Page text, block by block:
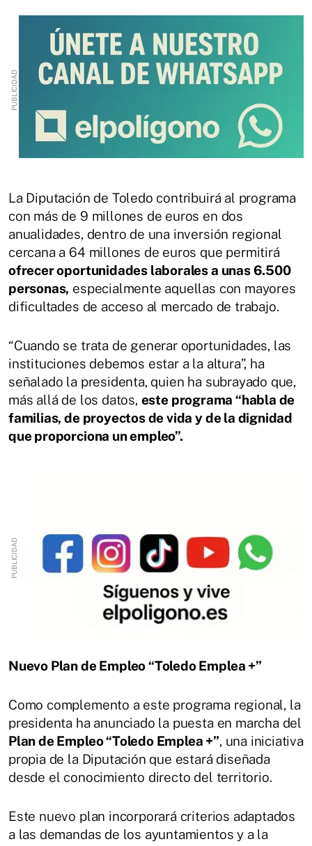
La Diputación de Toledo contribuirá al programa
con más de 9 millones de euros en dos
anualidades, dentro de una inversión regional
cercana a 64 millones de euros que permitirá
ofrecer oportunidades laborales a unas 6.500
personas, especialmente aquellas con mayores
dificultades de acceso al mercado de trabajo.
“Cuando se trata de generar oportunidades, las
instituciones debemos estar a la altura”, ha
señalado la presidenta, quien ha subrayado que,
más allá de los datos, este programa “habla de
familias, de proyectos de vida y de la dignidad
que proporciona un empleo”.
Nuevo Plan de Empleo “Toledo Emplea +”
Como complemento a este programa regional, la
presidenta ha anunciado la puesta en marcha del
Plan de Empleo “Toledo Emplea +”, una iniciativa
propia de la Diputación que estará diseñada
desde el conocimiento directo del territorio.
Este nuevo plan incorporará criterios adaptados
a las demandas de los ayuntamientos y a la